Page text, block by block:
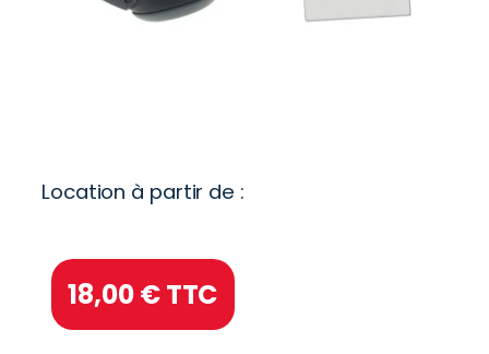
Location à partir de :
18,00€ TTC